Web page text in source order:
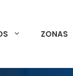
ZONAS